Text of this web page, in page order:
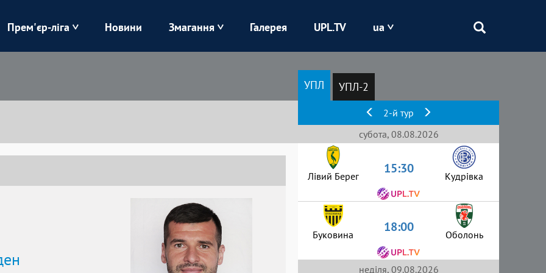
Колос Кривбас
Оболонь
Прем'єр-ліга Новини Змагання Галерея UPL.TV ua
УПЛ УПЛ-2
2-й тур
субота, 08.08.2026
Лівий Берег 15:30 Кудрівка
Буковина 18:00 Оболонь
неділя, 09.08.2026